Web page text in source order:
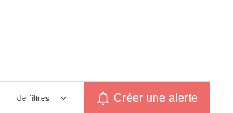
de filtres Créer une alerte